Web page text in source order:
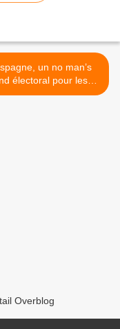
un no man’s
électoral pour les
écologistes
Overblog